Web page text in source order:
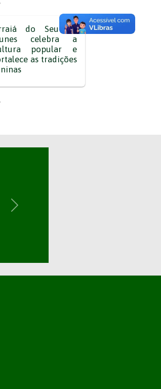
do Seu Zé
celebra a
popular e
as tradições